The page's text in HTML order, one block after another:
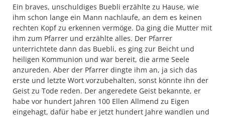
Ein braves, unschuldiges Buebli erzählte zu Hause, wie
ihm schon lange ein Mann nachlaufe, an dem es keinen
rechten Kopf zu erkennen vermöge. Da ging die Mutter mit
ihm zum Pfarrer und erzählte alles. Der Pfarrer
unterrichtete dann das Buebli, es ging zur Beicht und
heiligen Kommunion und war bereit, die arme Seele
anzureden. Aber der Pfarrer dingte ihm an, ja sich das
erste und letzte Wort vorzubehalten, sonst könnte ihn der
Geist zu Tode reden. Der angeredete Geist bekannte, er
habe vor hundert Jahren 100 Ellen Allmend zu Eigen
eingehagt, dafür habe er jetzt hundert Jahre wandlen und